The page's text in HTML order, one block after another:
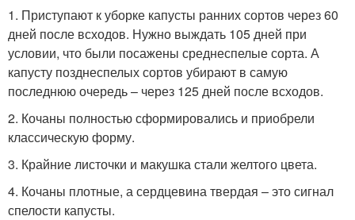
1. Приступают к уборке капусты ранних сортов через 60
дней после всходов. Нужно выждать 105 дней при
условии, что были посажены среднеспелые сорта. А
капусту позднеспелых сортов убирают в самую
последнюю очередь – через 125 дней после всходов.
2. Кочаны полностью сформировались и приобрели
классическую форму.
3. Крайние листочки и макушка стали желтого цвета.
4. Кочаны плотные, а сердцевина твердая – это сигнал
спелости капусты.